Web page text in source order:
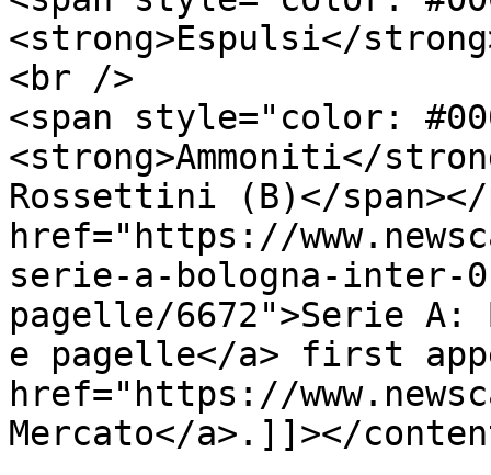
<strong>Espulsi</
<br />
<span style="color:
<strong>Ammoniti</
Rossettini (B)</span></
href="https://
serie-a-bologna-inter-
pagelle/6672">Serie A:
e pagelle</a> first
href="https://
Mercato</a>.]]></